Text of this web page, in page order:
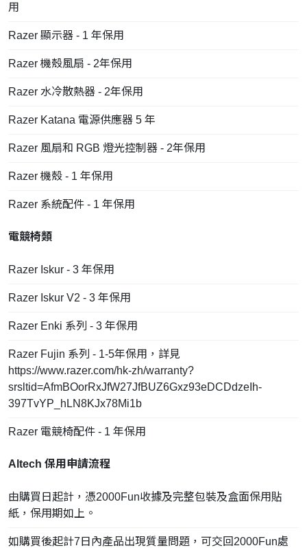
用
Razer 顯示器 - 1 年保用
Razer 機殼風扇 - 2年保用
Razer 水冷散熱器 - 2年保用
Razer Katana 電源供應器 5 年
Razer 風扇和 RGB 燈光控制器 - 2年保用
Razer 機殼 - 1 年保用
Razer 系統配件 - 1 年保用
電競椅類
Razer Iskur - 3 年保用
Razer Iskur V2 - 3 年保用
Razer Enki 系列 - 3 年保用
Razer Fujin 系列 - 1-5年保用，詳見
https://www.razer.com/hk-zh/warranty?
srsltid=AfmBOorRxJfW27JfBUZ6Gxz93eDCDdzeIh-
397TvYP_hLN8KJx78Mi1b
Razer 電競椅配件 - 1 年保用
Altech 保用申請流程
由購買日起計，憑2000Fun收據及完整包裝及盒面保用貼
紙，保用期如上。
如購買後起計7日內產品出現質量問題，可交回2000Fun處